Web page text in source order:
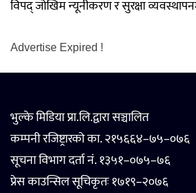
विपद् जोखिम न्यूनीकरण र सुरक्षा
Advertise Expired !
भुल्के मिडिया प्रा.लि.द्वारा सञ्चालित
कम्पनी रजिष्ट्रारको का. २१५६६४–७५–०७६
सूचना विभाग दर्ता नं. १३५१–०७५–७६
प्रेस काउन्सिल सूचिकृतः १७१९–२०७६